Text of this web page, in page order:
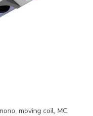
moving coil, MC